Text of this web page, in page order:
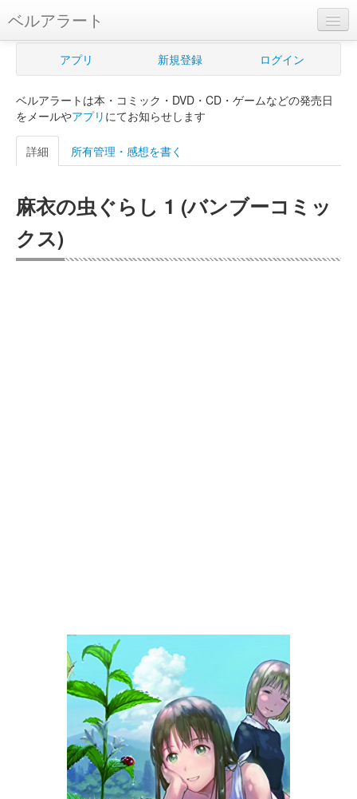
ベルアラート
ベルアラートとは
新規登録
ログイン
購入管理
Myシェルフ
アプリ 新規登録 ログイン
ベルアラートは本・コミック・DVD・CD・ゲームなどの発売日
をメールやアプリ にてお知らせします
詳細 所有管理・感想を書く
麻衣の虫ぐらし 1 (バンブーコミッ
クス)